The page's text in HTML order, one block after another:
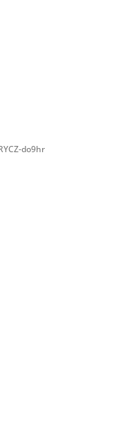
do9hr